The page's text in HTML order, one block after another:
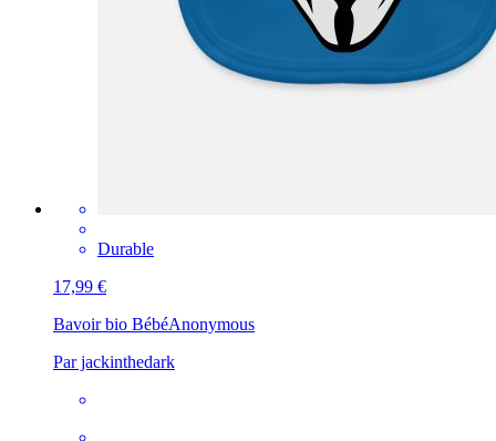
Durable
17,99 €
Bavoir bio BébéAnonymous
Par jackinthedark